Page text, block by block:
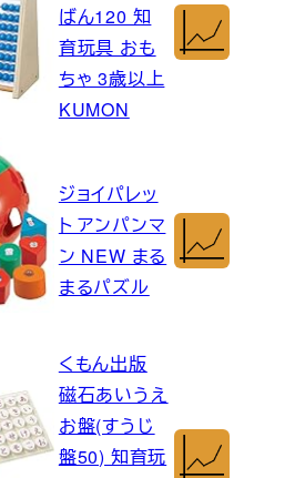
ばん120 知
育玩具 おも
ちゃ 3歳以上
KUMON
ジョイパレッ
ト アンパンマ
ン NEW まる
まるパズル
くもん出版
磁石あいうえ
お盤(すうじ
盤50) 知育玩